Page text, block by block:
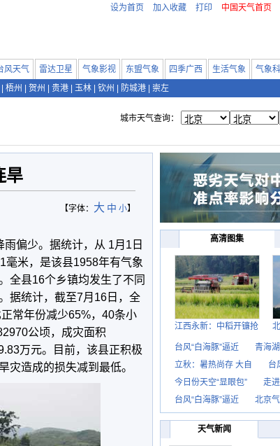
设为首页 加入收藏 打印 中国天气首页
风天气 雷达卫星 气象影视 东盟气象 四季广西 生活气象 气象
梧州 贺州 贵港 玉林 钦州 防城港 崇左
城市天气查询：
旱
【字体： 大 中 小】
偏少。据统计，从 1月1日
毫米，是该县1958年有气象
全县16个乡镇均发生了不同
据统计，截至7月16日，全
常年份减少65%，40条小
公顷，成灾面积
万元。目前，该县正积极
灾造成的损失减到最低。
高清图集
江西永新：中稻开镰抢
台风“白海豚”逼近
青海
立秋：暑热尚存 大自
台
今日份天空“显眼包”
走
台风“白海豚”逼近
北京
天气新闻